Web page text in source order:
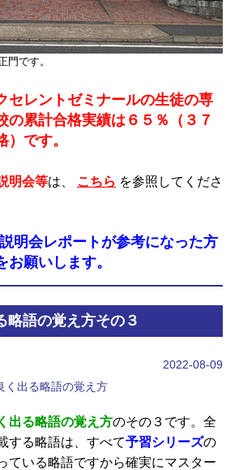
門です。
レントゼミナールの生徒の専
の累計合格実績は６５％（３７
です。
明会等は、 こちら を参照してくださ
明会レポートが参考になった方
お願いします。
略語の覚え方その３
2022-08-09
く出る略語の覚え方
出る略語の覚え方のその３です。全
する略語は、すべて予習シリーズの
ている略語ですから確実にマスター